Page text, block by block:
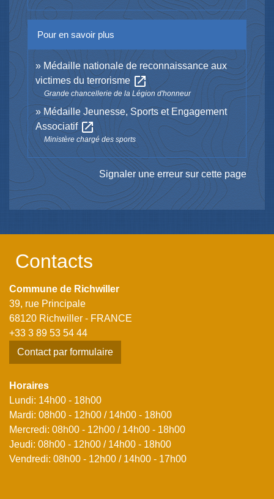
Pour en savoir plus
Médaille nationale de reconnaissance aux
victimes du terrorisme open_in_new
Grande chancellerie de la Légion d'honneur
Médaille Jeunesse, Sports et Engagement
Associatifopen_in_new
Ministère chargé des sports
Signaler une erreur sur cette page
Contacts
Commune de Richwiller
39, rue Principale
68120 Richwiller - FRANCE
+33 3 89 53 54 44
Contact par formulaire
Horaires
Lundi: 14h00 - 18h00
Mardi: 08h00 - 12h00 / 14h00 - 18h00
Mercredi: 08h00 - 12h00 / 14h00 - 18h00
Jeudi: 08h00 - 12h00 / 14h00 - 18h00
Vendredi: 08h00 - 12h00 / 14h00 - 17h00